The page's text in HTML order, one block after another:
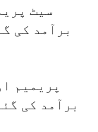
برآمد کی
برآمد کی